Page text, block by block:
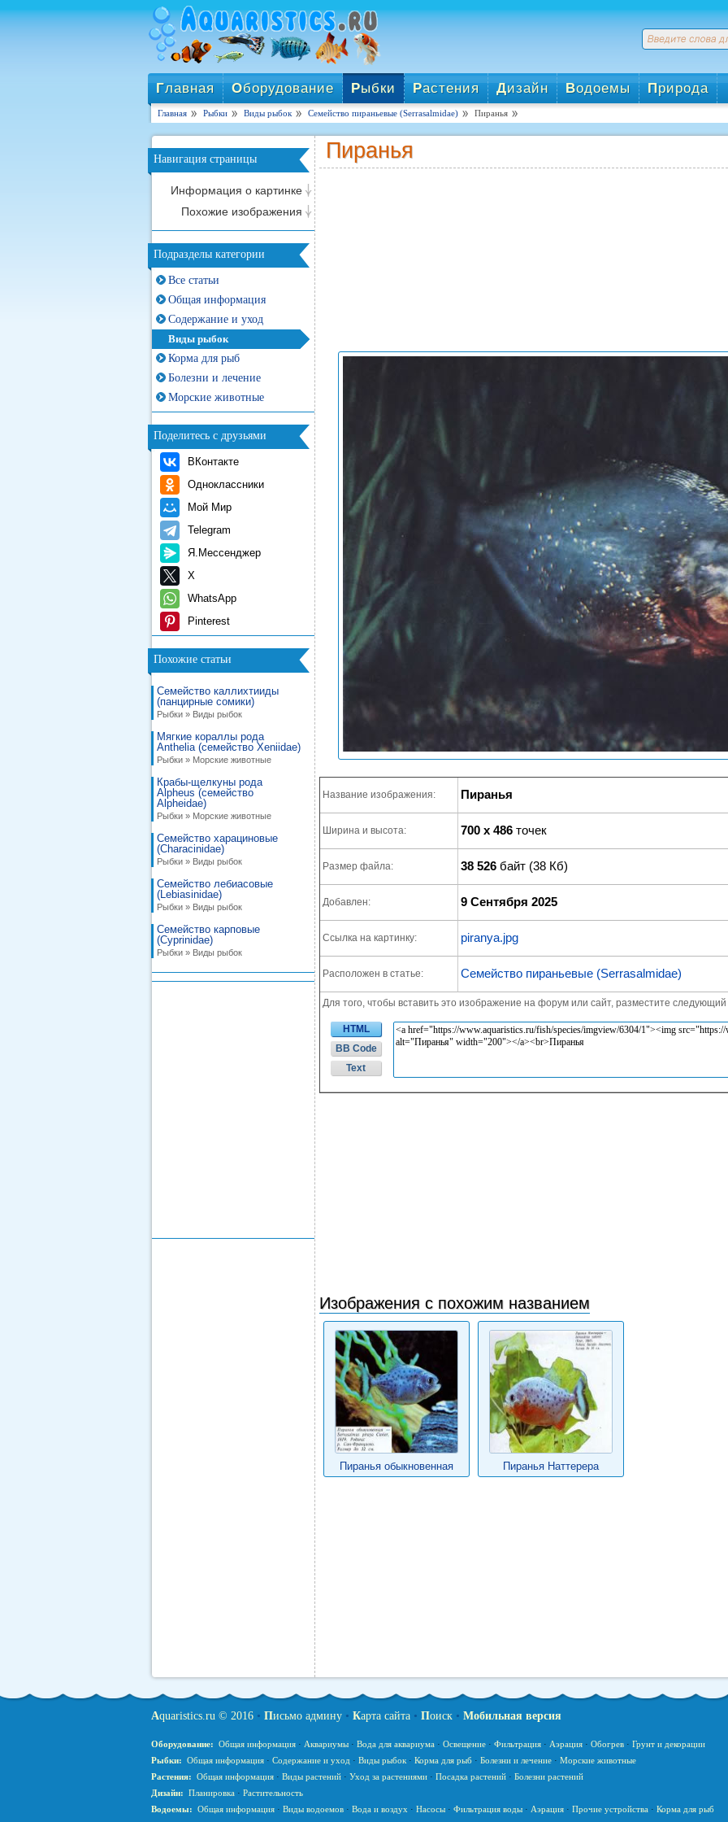
Главная Оборудование Рыбки Растения Дизайн Водоемы Природа
Главная Рыбки Виды рыбок Семейство пираньевые (Serrasalmidae) Пиранья
Навигация страницы
Информация о картинке
Похожие изображения
Подразделы категории
Все статьи
Общая информация
Содержание и уход
Виды рыбок
Корма для рыб
Болезни и лечение
Морские животные
Поделитесь с друзьями
ВКонтакте
Одноклассники
Мой Мир
Telegram
Я.Мессенджер
X
WhatsApp
Pinterest
Похожие статьи
Семейство каллихтииды
(панцирные сомики)
Рыбки » Виды рыбок
Мягкие кораллы рода
Anthelia (семейство Xeniidae)
Рыбки » Морские животные
Крабы-щелкуны рода
Alpheus (семейство
Alpheidae)
Рыбки » Морские животные
Семейство харациновые
(Characinidae)
Рыбки » Виды рыбок
Семейство лебиасовые
(Lebiasinidae)
Рыбки » Виды рыбок
Семейство карповые
(Cyprinidae)
Рыбки » Виды рыбок
Пиранья
Название изображения: Пиранья
Ширина и высота: 700 x 486 точек
Размер файла: 38 526 байт (38 Кб)
Добавлен: 9 Сентября 2025
Ссылка на картинку: piranya.jpg
Расположен в статье: Семейство пираньевые (Serrasalmidae)
Для того, чтобы вставить это изображение на форум или сайт, разместите следующий
HTML
BB Code
Text
Изображения с похожим названием
Пиранья обыкновенная Пиранья Наттерера
Aquaristics.ru © 2016• Письмо админу• Карта сайта• Поиск• Мобильная версия
Оборудование: Общая информация· Аквариумы· Вода для аквариума· Освещение· Фильтрация· Аэрация· Обогрев· Грунт и декорации
Рыбки: Общая информация· Содержание и уход · Виды рыбок· Корма для рыб· Болезни и лечение· Морские животные
Растения: Общая информация· Виды растений· Уход за растениями· Посадка растений· Болезни растений
Дизайн: Планировка· Растительность
Водоемы: Общая информация· Виды водоемов· Вода и воздух · Насосы· Фильтрация воды· Аэрация· Прочие устройства· Корма для рыб